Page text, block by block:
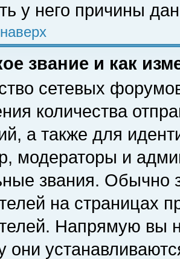
у него причины
звание и как
сетевых
количества
а также для
модераторы и
звания. Обычно
на страницах
Напрямую вы
они